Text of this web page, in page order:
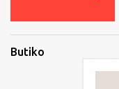
Butiko